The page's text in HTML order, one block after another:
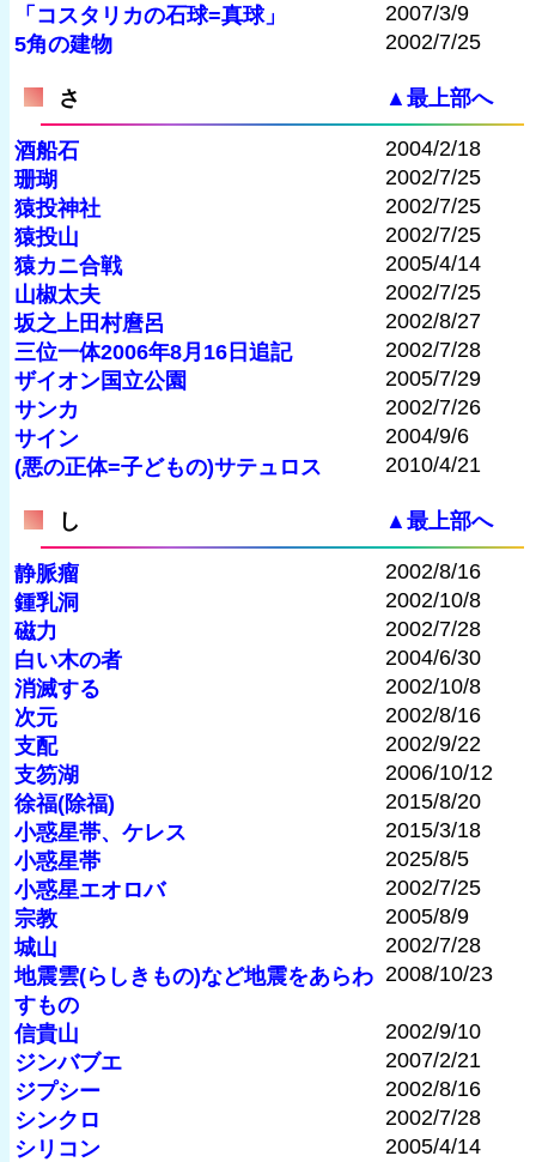
「コスタリカの石球=真球」
2007/3/9
5角の建物
2002/7/25
さ ▲最上部へ
酒船石
2004/2/18
珊瑚
2002/7/25
猿投神社
2002/7/25
猿投山
2002/7/25
猿カニ合戦
2005/4/14
山椒太夫
2002/7/25
坂之上田村麿呂
2002/8/27
三位一体2006年8月16日追記
2002/7/28
ザイオン国立公園
2005/7/29
サンカ
2002/7/26
サイン
2004/9/6
(悪の正体=子どもの)サテュロス
2010/4/21
し ▲最上部へ
静脈瘤
2002/8/16
鍾乳洞
2002/10/8
磁力
2002/7/28
白い木の者
2004/6/30
消滅する
2002/10/8
次元
2002/8/16
支配
2002/9/22
支笏湖
2006/10/12
徐福(除福)
2015/8/20
小惑星帯、ケレス
2015/3/18
小惑星帯
2025/8/5
小惑星エオロバ
2002/7/25
宗教
2005/8/9
城山
2002/7/28
地震雲(らしきもの)など地震をあらわ
すもの
2008/10/23
信貴山
2002/9/10
ジンバブエ
2007/2/21
ジプシー
2002/8/16
シンクロ
2002/7/28
シリコン
2005/4/14